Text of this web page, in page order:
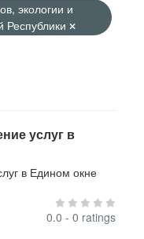
экологии и
Республики
услуг в
в Едином окне
0.0 - 0 ratings